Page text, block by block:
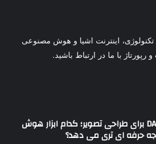
اینترنت اشیا و هوش مصنوعی
رپورتاژ با ما در ارتباط باشید.
مقایسه Midjourney با DALL·E برای طراحی تصویر؛ کدام ابزار هوش
حرفه ای تری می دهد؟